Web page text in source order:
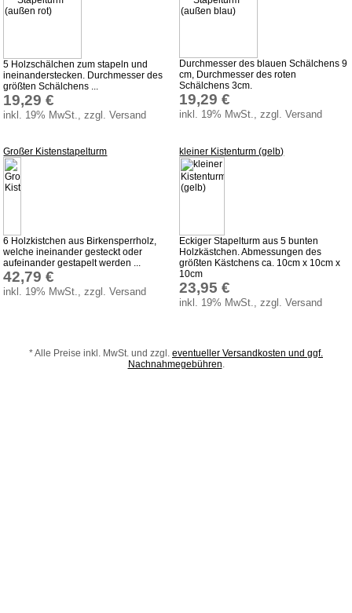
zum Schieben und Ziehen
Zaubertricks
Dies und Das
Service
Lieferzeiten
Impressum
Produktindex
5 Holzschälchen zum stapeln und
ineinanderstecken. Durchmesser des
größten Schälchens ...
19,29 €
inkl. 19% MwSt., zzgl. Versand
Durchmesser des blauen Schälchens 9
cm, Durchmesser des roten
Schälchens 3cm.
19,29 €
inkl. 19% MwSt., zzgl. Versand
Großer Kistenstapelturm
6 Holzkistchen aus Birkensperrholz,
welche ineinander gesteckt oder
aufeinander gestapelt werden ...
42,79 €
inkl. 19% MwSt., zzgl. Versand
kleiner Kistenturm (gelb)
Eckiger Stapelturm aus 5 bunten
Holzkästchen. Abmessungen des
größten Kästchens ca. 10cm x 10cm x
10cm
23,95 €
inkl. 19% MwSt., zzgl. Versand
* Alle Preise inkl. MwSt. und zzgl. eventueller Versandkosten und ggf.
Nachnahmegebühren